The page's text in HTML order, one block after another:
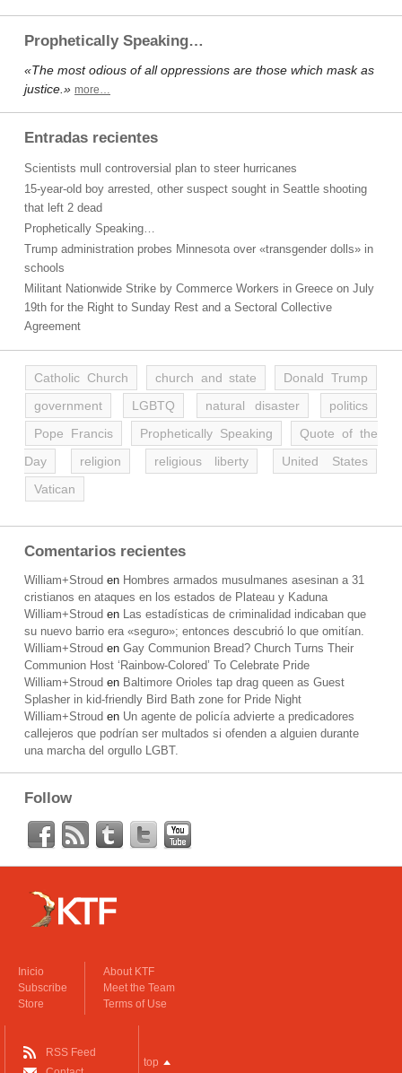
Prophetically Speaking…
«The most odious of all oppressions are those which mask as
justice.» more…
Entradas recientes
Scientists mull controversial plan to steer hurricanes
15-year-old boy arrested, other suspect sought in Seattle shooting
that left 2 dead
Prophetically Speaking…
Trump administration probes Minnesota over «transgender dolls» in
schools
Militant Nationwide Strike by Commerce Workers in Greece on July
19th for the Right to Sunday Rest and a Sectoral Collective
Agreement
Catholic Church church and state
Donald Trump
government
LGBTQ natural disaster
politics
Pope Francis
Prophetically Speaking
Quote of the
Day
religion religious liberty
United States
Vatican
Comentarios recientes
William+Stroud en Hombres armados musulmanes asesinan a 31
cristianos en ataques en los estados de Plateau y Kaduna
William+Stroud en Las estadísticas de criminalidad indicaban que
su nuevo barrio era «seguro»; entonces descubrió lo que omitían.
William+Stroud en Gay Communion Bread? Church Turns Their
Communion Host ‘Rainbow-Colored’ To Celebrate Pride
William+Stroud en Baltimore Orioles tap drag queen as Guest
Splasher in kid-friendly Bird Bath zone for Pride Night
William+Stroud en Un agente de policía advierte a predicadores
callejeros que podrían ser multados si ofenden a alguien durante
una marcha del orgullo LGBT.
Follow
Inicio
Subscribe
Store
About KTF
Meet the Team
Terms of Use
RSS Feed
top